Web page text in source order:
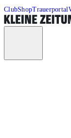
ClubShopTrauerportal